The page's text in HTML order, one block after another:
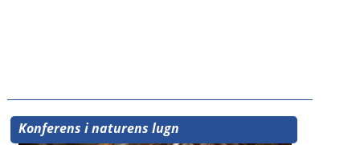
Konferens i naturens lugn